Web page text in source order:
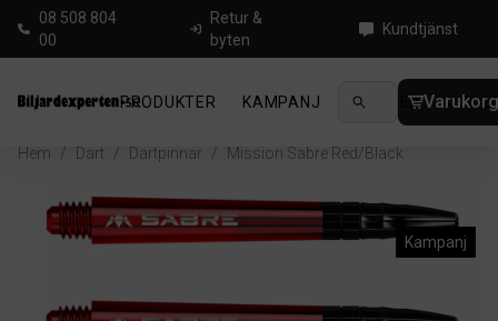
08 508 804
00
Retur &
byten
Kundtjänst
PRODUKTER KAMPANJ NYHETER
Hem / Dart / Dartpinnar / Mission Sabre Red/Black
Kampanj